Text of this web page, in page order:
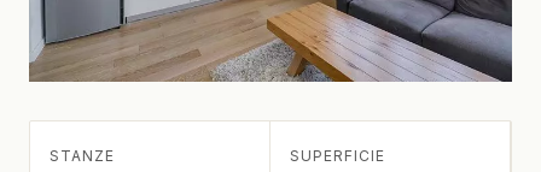
STANZE SUPERFICIE